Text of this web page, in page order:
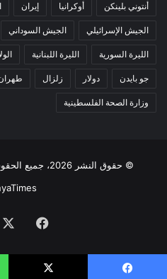
أنتوني بلينكن أوكرانيا إيران
الجيش الإسرائيلي الجيش السوداني
الليرة السورية الليرة اللبنانية
جو بايدن دولار زلزال
وزارة الصحة الفلسطينية
© حقوق النشر 2026، جميع الحقوق محفوظة |
فيسبوك